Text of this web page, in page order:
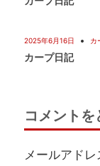
2025年6月16日 カ
カープ日記
コメントを
メールアド